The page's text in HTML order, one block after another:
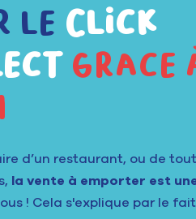
le Click
grace
d’un restaurant, ou de tout
la vente à emporter est
! Cela s'explique par le fait